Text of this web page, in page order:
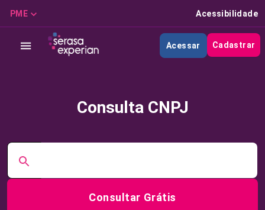
PME Acessibilidade
Acessar Cadastrar
Consulta CNPJ
Consultar Grátis